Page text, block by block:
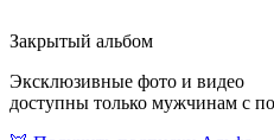
Закрытый альбом
Эксклюзивные фото и видео
доступны только мужчинам с